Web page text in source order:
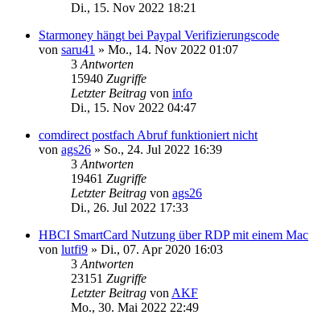
Di., 15. Nov 2022 18:21
Starmoney hängt bei Paypal Verifizierungscode
von saru41 » Mo., 14. Nov 2022 01:07
3 Antworten
15940 Zugriffe
Letzter Beitrag von info
Di., 15. Nov 2022 04:47
comdirect postfach Abruf funktioniert nicht
von ags26 » So., 24. Jul 2022 16:39
3 Antworten
19461 Zugriffe
Letzter Beitrag von ags26
Di., 26. Jul 2022 17:33
HBCI SmartCard Nutzung über RDP mit einem Mac
von lutfi9 » Di., 07. Apr 2020 16:03
3 Antworten
23151 Zugriffe
Letzter Beitrag von AKF
Mo., 30. Mai 2022 22:49